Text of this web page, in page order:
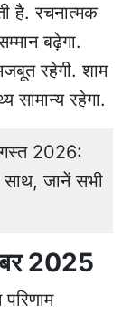
है. रचनात्मक
बढ़ेगा.
रहेगी. शाम
सामान्य रहेगा.
2026:
साथ, जानें सभी
2025